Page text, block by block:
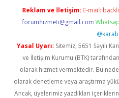
Reklam ve İletişim: E-mail:
forumhizmeti@gmail.com
Yasal Uyarı: Sitemiz, 5651 Sayılı
ve İletişim Kurumu (BTK)
olarak hizmet vermektedir. Bu
olarak denetleme veya araştırma
Ancak, üyelerimiz yazdıkları